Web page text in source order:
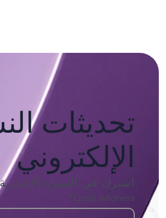
تحديثات
الإلكتروني
اشترك في النشرة
Email address
*